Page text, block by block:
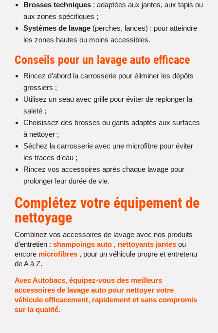
Brosses techniques : adaptées aux jantes, aux tapis ou
aux zones spécifiques ;
Systèmes de lavage (perches, lances) : pour atteindre
les zones hautes ou moins accessibles.
Conseils pour un lavage auto efficace
Rincez d’abord la carrosserie pour éliminer les dépôts
grossiers ;
Utilisez un seau avec grille pour éviter de replonger la
saleté ;
Choisissez des brosses ou gants adaptés aux surfaces
à nettoyer ;
Séchez la carrosserie avec une microfibre pour éviter
les traces d’eau ;
Rincez vos accessoires après chaque lavage pour
prolonger leur durée de vie.
Complétez votre équipement de
nettoyage
Combinez vos accessoires de lavage avec nos produits
d’entretien : shampoings auto , nettoyants jantes ou
encore microfibres , pour un véhicule propre et entretenu
de A à Z.
Avec Autobacs, équipez-vous des meilleurs
accessoires de lavage auto pour nettoyer votre
véhicule efficacement, rapidement et sans compromis
sur la qualité.